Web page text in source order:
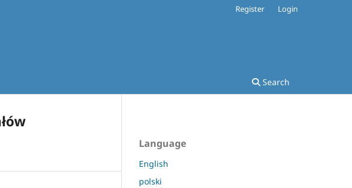
Search
Register Login
Language
English
polski